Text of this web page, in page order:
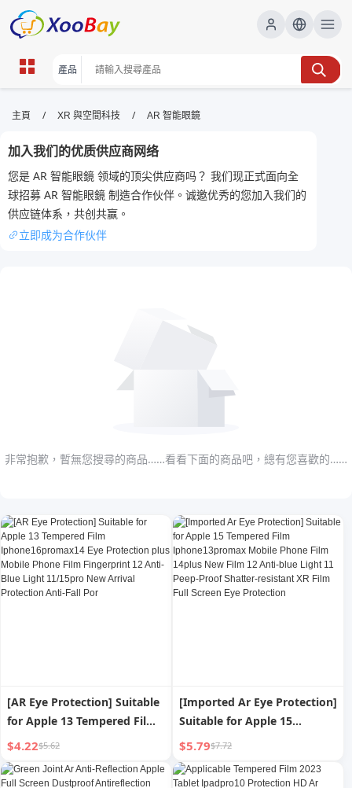
AR 智能眼鏡 | XOOBAY B2B/B2C
Marketplace
AR眼鏡,智能穿戴,增強現實,智慧裝置, wholesale AR 智
能眼鏡, XOOBAY
提供AR智能眼鏡的產品介紹與技術要點，提升網站在Google搜索的相關
性，聚焦增強現實、穿戴裝置與沉浸式體驗。
主頁 / XR 與空間科技 / AR 智能眼鏡
加入我们的优质供应商网络
您是 AR 智能眼鏡 领域的顶尖供应商吗？ 我们现正式面向全
球招募 AR 智能眼鏡 制造合作伙伴。诚邀优秀的您加入我们的
供应链体系，共创共赢。
立即成为合作伙伴
非常抱歉，暫無您搜尋的商品……看看下面的商品吧，總有您喜歡的……
[AR Eye Protection] Suitable
for Apple 13 Tempered Film
Iphone16promax14 Eye
Protection plus Mobile
Phone Film Fingerprint 12
$4.22$5.62
[Imported Ar Eye Protection]
Suitable for Apple 15
Tempered Film
Iphone13promax Mobile
Phone Film 14plus New Film
$5.79$7.72